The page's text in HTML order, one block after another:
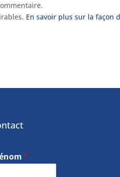
En savoir plus sur la façon
*